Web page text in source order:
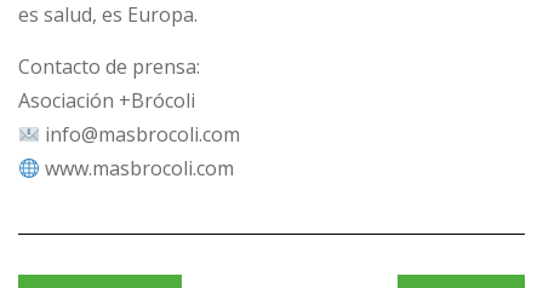
es salud, es Europa.
Contacto de prensa:
Asociación +Brócoli
info@masbrocoli.com
www.masbrocoli.com